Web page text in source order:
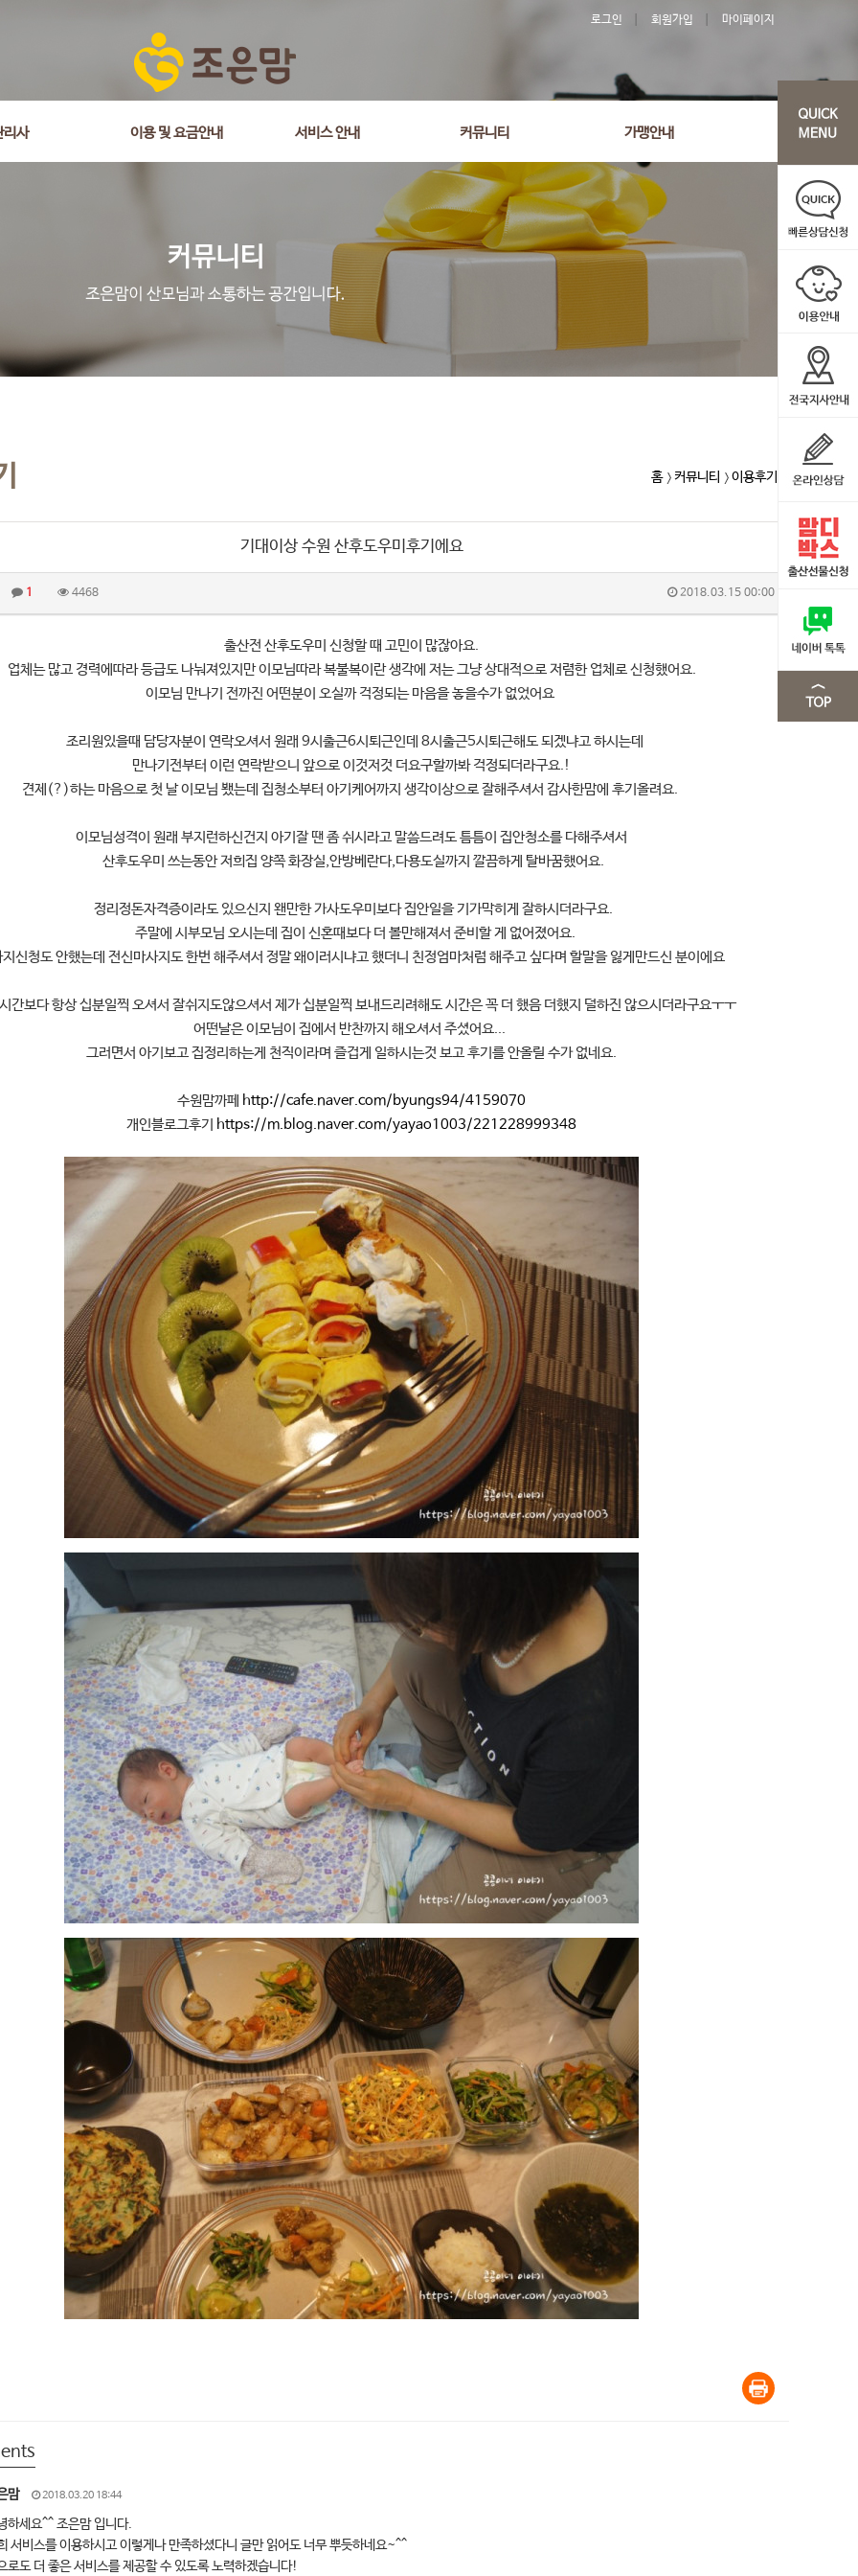
로그인 회원가입 마이페이지
리사 이용 및 요금안내 서비스 안내 커뮤니티 가맹안내
= 0 and wr_datetime <= '2018-03-15 00:00:00' and wr_id <> '30' order by wr_datetime desc limit 1 asdasf
홈 커뮤니티 이용후기
기대이상 수원 산후도우미후기에요
1 4468 2018.03.15 00:00
출산전 산후도우미 신청할 때 고민이 많잖아요.
업체는 많고 경력에따라 등급도 나눠져있지만 이모님따라 복불복이란 생각에 저는 그냥 상대적으로 저렴한 업체로 신청했어요.
이모님 만나기 전까진 어떤분이 오실까 걱정되는 마음을 놓을수가 없었어요
조리원있을때 담당자분이 연락오셔서 원래 9시출근6시퇴근인데 8시출근5시퇴근해도 되겠냐고 하시는데
만나기전부터 이런 연락받으니 앞으로 이것저것 더요구할까봐 걱정되더라구요.!
견제(?)하는 마음으로 첫 날 이모님 뵀는데 집청소부터 아기케어까지 생각이상으로 잘해주셔서 감사한맘에 후기올려요.
이모님성격이 원래 부지런하신건지 아기잘 땐 좀 쉬시라고 말씀드려도 틈틈이 집안청소를 다해주셔서
산후도우미 쓰는동안 저희집 양쪽 화장실,안방베란다,다용도실까지 깔끔하게 탈바꿈했어요.
정리정돈자격증이라도 있으신지 왠만한 가사도우미보다 집안일을 기가막히게 잘하시더라구요.
주말에 시부모님 오시는데 집이 신혼때보다 더 볼만해져서 준비할 게 없어졌어요.
지신청도 안했는데 전신마사지도 한번 해주셔서 정말 왜이러시냐고 했더니 친정엄마처럼 해주고 싶다며 할말을 잃게만드신 분이에요
간보다 항상 십분일찍 오셔서 잘쉬지도않으셔서 제가 십분일찍 보내드리려해도 시간은 꼭 더 했음 더했지 덜하진 않으시더라구요ㅜㅜ
어떤날은 이모님이 집에서 반찬까지 해오셔서 주셨어요...
그러면서 아기보고 집정리하는게 천직이라며 즐겁게 일하시는것 보고 후기를 안올릴 수가 없네요.
수원맘까페 http://cafe.naver.com/byungs94/4159070
개인블로그후기
https://m.blog.naver.com/yayao1003/221228999348
맘 2018.03.20 18:44
하세요^^ 조은맘 입니다.
서비스를 이용하시고 이렇게나 만족하셨다니 글만 읽어도 너무 뿌듯하네요~^^
로도 더 좋은 서비스를 제공할 수 있도록 노력하겠습니다!